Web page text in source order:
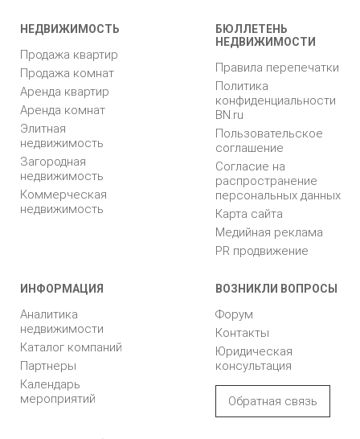
НЕДВИЖИМОСТЬ
Продажа квартир
Продажа комнат
Аренда квартир
Аренда комнат
Элитная
недвижимость
Загородная
недвижимость
Коммерческая
недвижимость
БЮЛЛЕТЕНЬ
НЕДВИЖИМОСТИ
Правила перепечатки
Политика
конфиденциальности
BN.ru
Пользовательское
соглашение
Согласие на
распространение
персональных данных
Карта сайта
Медийная реклама
PR продвижение
ИНФОРМАЦИЯ
Аналитика
недвижимости
Каталог компаний
Партнеры
Календарь
мероприятий
ВОЗНИКЛИ ВОПРОСЫ
Форум
Контакты
Юридическая
консультация
Обратная связь